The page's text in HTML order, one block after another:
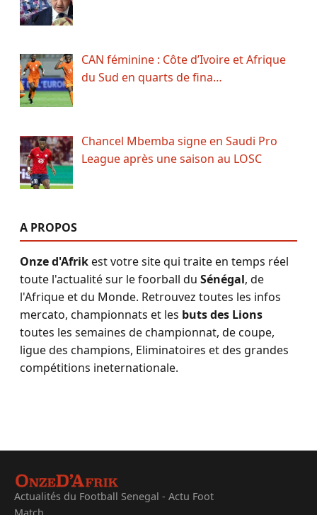
CAN féminine : Côte d’Ivoire et Afrique
du Sud en quarts de fina…
Chancel Mbemba signe en Saudi Pro
League après une saison au LOSC
A PROPOS
Onze d'Afrikest votre site qui traite en temps réel
toute l'actualité sur le foorball du Sénégal, de
l'Afrique et du Monde. Retrouvez toutes les infos
mercato, championnats et les buts des Lions
toutes les semaines de championnat, de coupe,
ligue des champions, Eliminatoires et des grandes
compétitions ineternationale.
Actualités du Football Senegal - Actu Foot